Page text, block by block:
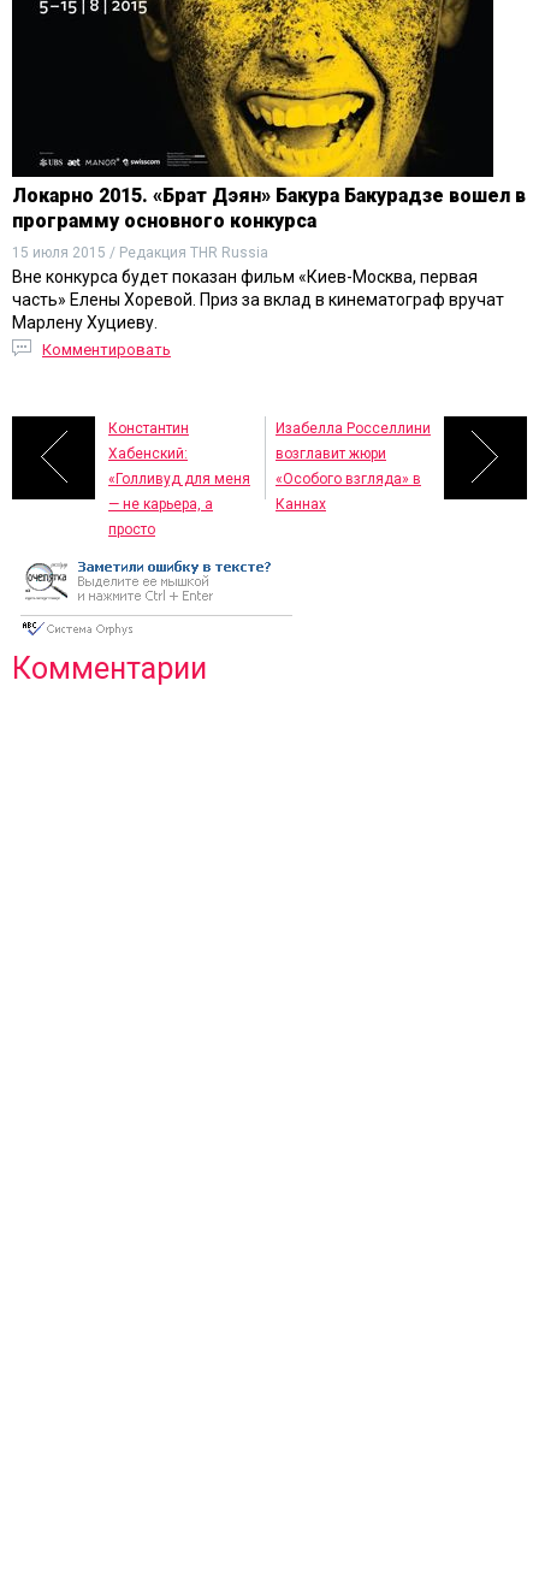
Локарно 2015. «Брат Дэян» Бакура Бакурадзе вошел в
программу основного конкурса
15 июля 2015 / Редакция THR Russia
Вне конкурса будет показан фильм «Киев-Москва, первая
часть» Елены Хоревой. Приз за вклад в кинематограф вручат
Марлену Хуциеву.
Комментировать
Константин
Хабенский:
«Голливуд для меня
— не карьера, а
просто
Изабелла Росселлини
возглавит жюри
«Особого взгляда» в
Каннах
Комментарии